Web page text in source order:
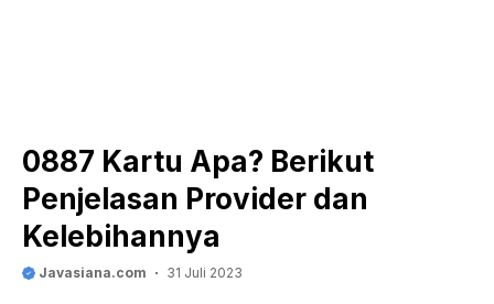
0887 Kartu Apa? Berikut
Penjelasan Provider dan
Kelebihannya
Javasiana.com 31 Juli 2023